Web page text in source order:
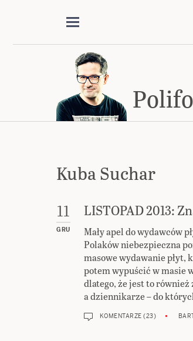
Kuba Suchar
11
GRU
LISTOPAD 2013:
Mały apel do wydawców
Polaków niebezpieczna
masowe wydawanie płyt,
potem wypuścić w masie
dlatego, że jest to również
a dziennikarze – do
KOMENTARZE (23)